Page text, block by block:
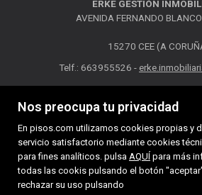
Nos preocupa tu privacidad
En pisos.com utilizamos cookies propias y
servicio satisfactorio mediante cookies
para fines analíticos. pulsa AQUÍ para más
todas las cookis pulsando el botón
rechazar su uso pulsando
ERKE GESTIÓN
AVENIDA FERNANDO
15270 CEE (A
Telf.: 663955526 -
AVISO LEGAL